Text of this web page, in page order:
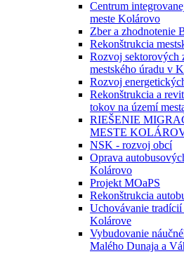
Centrum
meste Kolárovo
Zber a zhodnotenie
Rekonštrukcia
Rozvoj sektorových
mestského úradu v
Rozvoj
Rekonštrukcia a
tokov na území
RIEŠENIE
MESTE
NSK - rozvoj obcí
Oprava
Kolárovo
Projekt MOaPS
Rekonštrukcia
Uchovávanie tradícií
Kolárove
Vybudovanie
Malého Dunaja a